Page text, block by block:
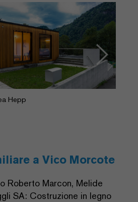
Hepp
Next
a Vico Morcote
Roberto Marcon, Melide
SA: Costruzione in legno